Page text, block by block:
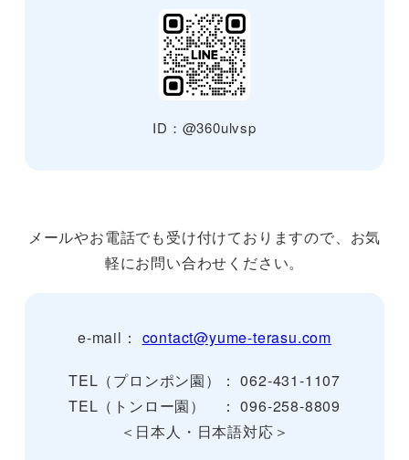
ID：@360ulvsp
メールやお電話でも受け付けておりますので、お気
軽にお問い合わせください。
e-mail： contact@yume-terasu.com
TEL（プロンポン園）： 062-431-1107
TEL（トンロー園） ： 096-258-8809
＜日本人・日本語対応＞